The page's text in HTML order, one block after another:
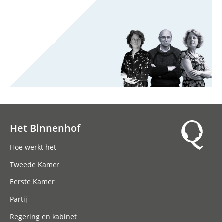
Het Binnenhof
Hoe werkt het
Tweede Kamer
Eerste Kamer
Partij
Regering en kabinet